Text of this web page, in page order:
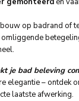
op badrand of
je bad beleving
elegantie – ontdek
laatste afwerking.